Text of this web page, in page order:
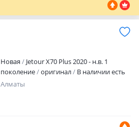
Переделки кузова на рестайлинг.
Новая
Jetour X70 Plus 2020 - н.в. 1
поколение
оригинал
В наличии есть
Алматы